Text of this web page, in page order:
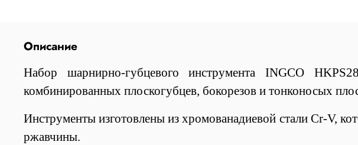
Описание
Набор шарнирно-губцевого инструмента INGCO
комбинированных плоскогубцев, бокорезов и тонконосых
Инструменты изготовлены из хромованадиевой стали Cr-V,
ржавчины.